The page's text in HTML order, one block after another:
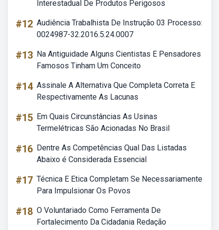
Interestadual De Produtos Perigosos
#12 Audiência Trabalhista De Instrução 03 Processo:
0024987-32.2016.5.24.0007
#13 Na Antiguidade Alguns Cientistas E Pensadores
Famosos Tinham Um Conceito
#14 Assinale A Alternativa Que Completa Correta E
Respectivamente As Lacunas
#15 Em Quais Circunstâncias As Usinas
Termelétricas São Acionadas No Brasil
#16 Dentre As Competências Qual Das Listadas
Abaixo é Considerada Essencial
#17 Técnica E Etica Completam Se Necessariamente
Para Impulsionar Os Povos
#18 O Voluntariado Como Ferramenta De
Fortalecimento Da Cidadania Redação